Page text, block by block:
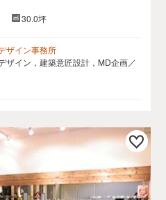
30.0坪
ザイン事務所
ザイン，建築意匠設計，MD企画／